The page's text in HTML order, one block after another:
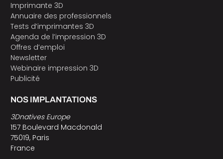
Imprimante 3D
Annuaire des professionnels
Tests d’imprimantes 3D
Agenda de l’impression 3D
Offres d’emploi
Newsletter
Webinaire impression 3D
Publicité
NOS IMPLANTATIONS
3Dnatives Europe
157 Boulevard Macdonald
75019, Paris
France